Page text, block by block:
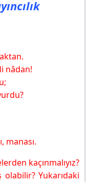
nâdan!
manası.
kaçınmalıyız?
olabilir? Yukarıdaki